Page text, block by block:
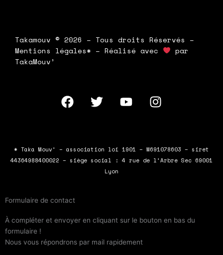
Takamouv © 2026 – Tous droits Réservés –
Mentions légales* – Réalisé avec
par
TakaMouv’
F
a
b
o
T
w
t
e
Y
o
u
b
I
n
a
g
* Taka Mouv’ – association loi 1901 – W691078603 – siret
44364988400022 – siège social : 4 rue de l’Arbre Sec 69001
Lyon
Formulaire de contact
À compléter et envoyer en cliquant sur le bouton en bas du
formulaire !
Nous vous répondrons par mail rapidement